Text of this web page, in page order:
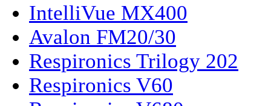
IntelliVue MX400
Avalon FM20/30
Respironics Trilogy 202
Respironics V60